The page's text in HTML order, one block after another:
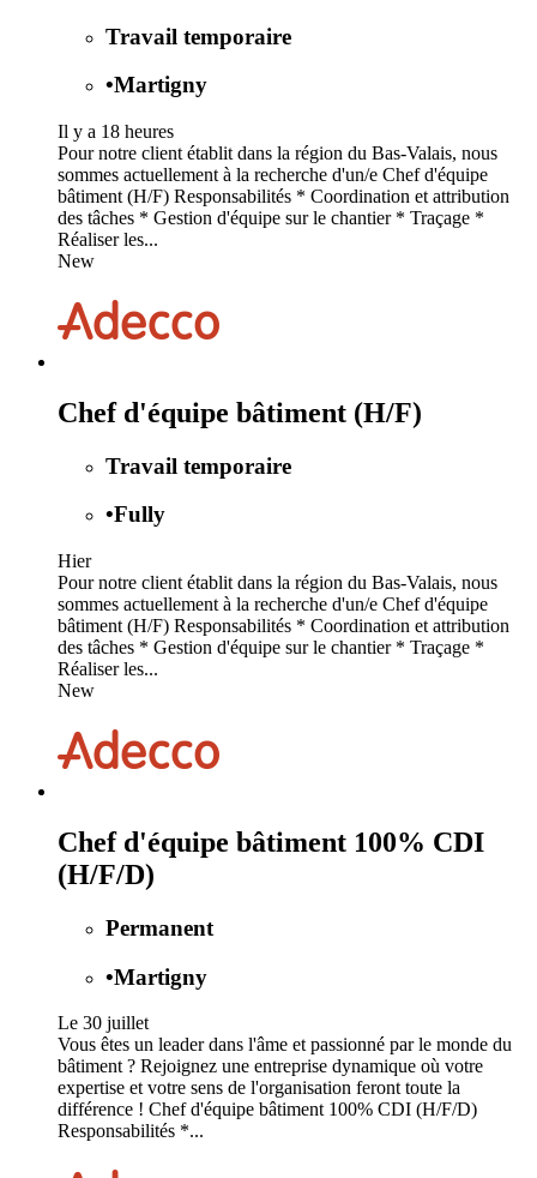
Travail temporaire
•Martigny
Il y a 18 heures
Pour notre client établit dans la région du Bas-Valais, nous
sommes actuellement à la recherche d'un/e Chef d'équipe
bâtiment (H/F) Responsabilités * Coordination et attribution
des tâches * Gestion d'équipe sur le chantier * Traçage *
Réaliser les...
New
Chef d'équipe bâtiment (H/F)
Travail temporaire
•Fully
Hier
Pour notre client établit dans la région du Bas-Valais, nous
sommes actuellement à la recherche d'un/e Chef d'équipe
bâtiment (H/F) Responsabilités * Coordination et attribution
des tâches * Gestion d'équipe sur le chantier * Traçage *
Réaliser les...
New
Chef d'équipe bâtiment 100% CDI
(H/F/D)
Permanent
•Martigny
Le 30 juillet
Vous êtes un leader dans l'âme et passionné par le monde du
bâtiment ? Rejoignez une entreprise dynamique où votre
expertise et votre sens de l'organisation feront toute la
différence ! Chef d'équipe bâtiment 100% CDI (H/F/D)
Responsabilités *...